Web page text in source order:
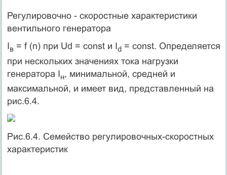
Регулировочно - скоростные характеристики
вентильного гене­ратора
Iв = f (n) при Ud = const и Id= const. Опре­деляется
при нескольких значе­ниях тока нагрузки
генератора Iн, минимальной, средней и
максимальной, и имеет вид, представленный на
рис.6.4.
Рис.6.4. Семейство регулировочных-скоростных
ха­рактеристик